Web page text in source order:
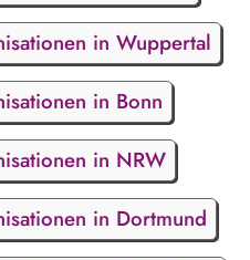
in Wuppertal
in Bonn
in NRW
in Dortmund